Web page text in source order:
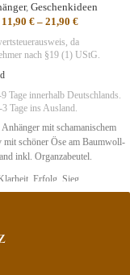
, Geschenkideen
11,90 €– 21,90 €
da
nach §19 (1) UStG.
Tage innerhalb Deutschlands.
Tage ins Ausland.
mit schamanischem
schöner Öse am Baumwoll-
inkl. Organzabeutel.
Erfolg, Sieg